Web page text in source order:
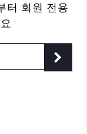
터 회원 전용